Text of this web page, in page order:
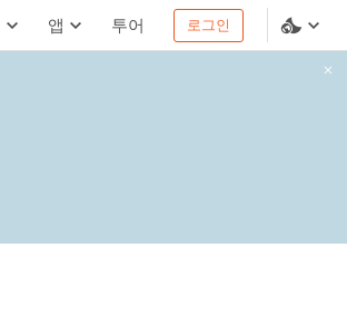
앱 투어 로그인